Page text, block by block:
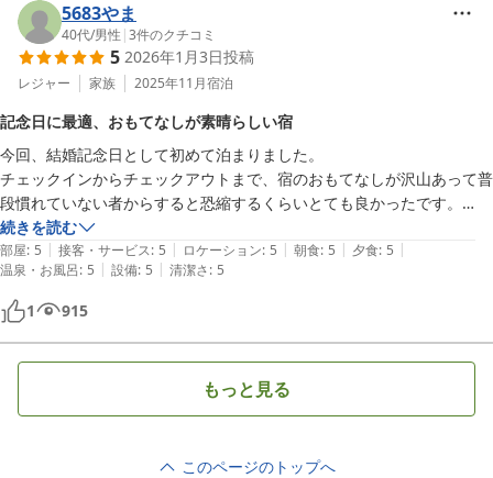
5683やま
40代/男性 |3件のクチコミ
5 2026年1月3日投稿
レジャー 家族 2025年11月宿泊
記念日に最適、おもてなしが素晴らしい宿
今回、結婚記念日として初めて泊まりました。
チェックインからチェックアウトまで、宿のおもてなしが沢山あって普
段慣れていない者からすると恐縮するくらいとても良かったです。
アレルギー対応も事前に伝えていたので、当日は安心して食べる事が出
来ました。ありがとうございました。
ラウンジや和みカフェの利用、系列の湯巡りが時間の都合で行けなかっ
たのが心残りです。
何年後かの結婚記念日にまた泊まりに行きたいと思う宿でした。
続きを読む
部屋: 5 | 接客・サービス: 5 | ロケーション: 5 | 朝食: 5 | 夕食: 5 |
温泉・お風呂: 5 | 設備: 5 | 清潔さ: 5
1 915
もっと見る
このページのトップへ